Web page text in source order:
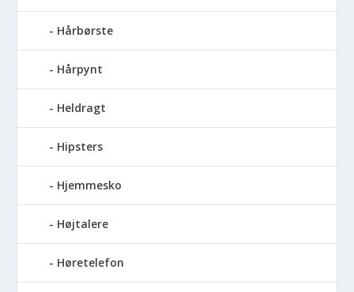
Hårbørste
Hårpynt
Heldragt
Hipsters
Hjemmesko
Højtalere
Høretelefon